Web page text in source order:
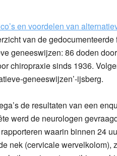
en voordelen van
van de
geneeswijzen: 86 doden
chiropraxie sinds 1936.
geneeswijzen’-ijsberg.
de resultaten van een
werd de neurologen
waarin binnen 24
nek (cervicale wervelkolom),